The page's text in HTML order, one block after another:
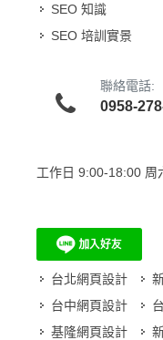
SEO 知識
SEO 培訓實景
聯絡電話:
0958-
工作日 9:00-18:00 周
台北網頁設計
台中網頁設計
基隆網頁設計